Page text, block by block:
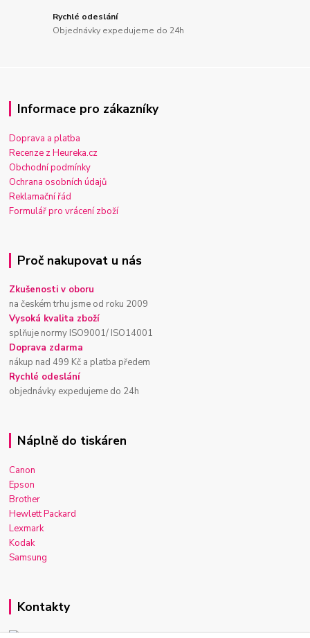
Rychlé odeslání
Objednávky expedujeme do 24h
Informace pro zákazníky
Doprava a platba
Recenze z Heureka.cz
Obchodní podmínky
Ochrana osobních údajů
Reklamační řád
Formulář pro vrácení zboží
Proč nakupovat u nás
Zkušenosti v oboru
na českém trhu jsme od roku 2009
Vysoká kvalita zboží
splňuje normy ISO9001/ ISO14001
Doprava zdarma
nákup nad 499 Kč a platba předem
Rychlé odeslání
objednávky expedujeme do 24h
Náplně do tiskáren
Canon
Epson
Brother
Hewlett Packard
Lexmark
Kodak
Samsung
Kontakty